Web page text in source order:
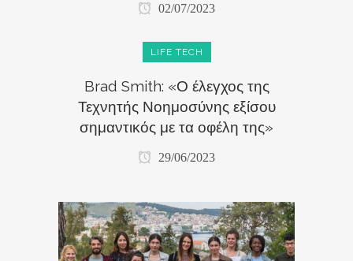
02/07/2023
LIFE TECH
Brad Smith: «Ο έλεγχος της
Τεχνητής Νοημοσύνης εξίσου
σημαντικός με τα οφέλη της»
29/06/2023